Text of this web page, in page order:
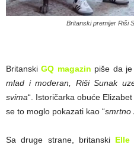
Britanski premijer Riši
BritanskiGQ magazin piše da je
mlad i moderan, Riši Sunak
svima“. Istoričarka obuće
se to moglo pokazati kao “smrtno
Sa druge strane, britanski Elle